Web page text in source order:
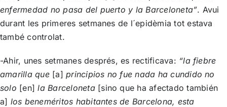
enfermedad no pasa del puerto y la Barceloneta”. Avui
durant les primeres setmanes de l´epidèmia tot estava
també controlat.
-Ahir, unes setmanes després, es rectificava: “la fiebre
amarilla que[a]principios no fue nada ha cundido no
solo [en] la Barceloneta[sino que ha afectado también
a] los beneméritos habitantes de Barcelona, esta